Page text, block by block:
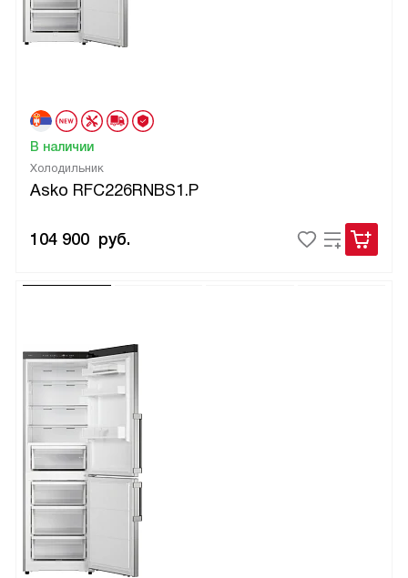
Холодильник
Asko RFC226RNBS1.P
В наличии
104 900 руб.